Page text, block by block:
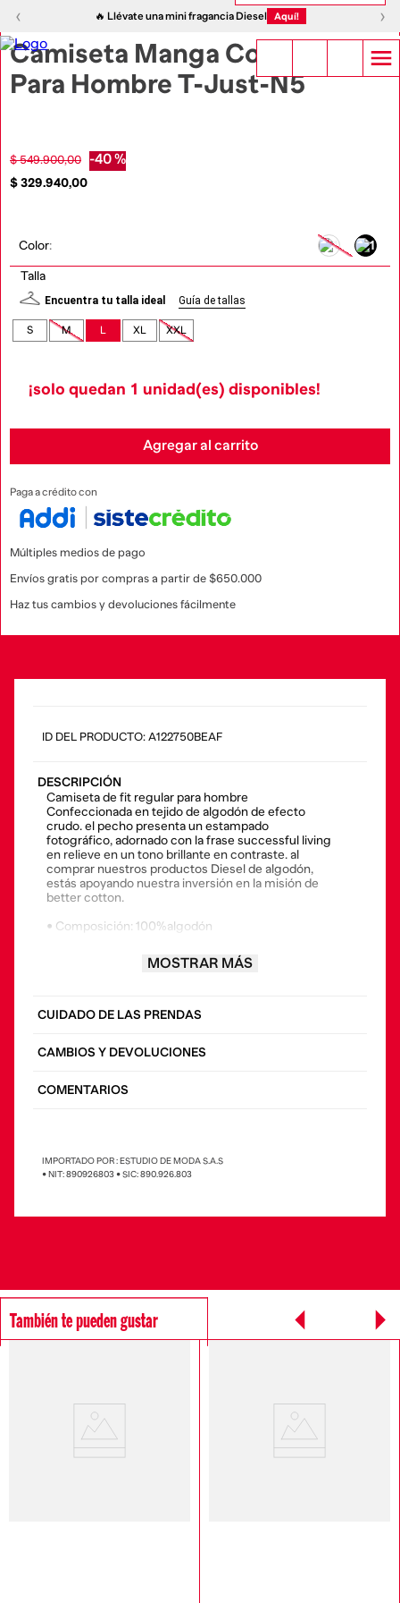
‹ 🔥 Llévate una mini fragancia Diesel Aquí! ›
‹ ›
Camiseta Manga Corta
Para Hombre T-Just-N5
$ 549.900,00 -40 %
$329.940,00
Color:
Talla
Encuentra tu talla ideal Guía de tallas
S M L XL XXL
¡solo quedan 1 unidad(es) disponibles!
Agregar al carrito
Paga a crédito con
Múltiples medios de pago
Envíos gratis por compras a partir de $650.000
Haz tus cambios y devoluciones fácilmente
: A122750BEAF
DESCRIPCIÓN
Camiseta de fit regular para hombre
Confeccionada en tejido de algodón de efecto
crudo. el pecho presenta un estampado
fotográfico, adornado con la frase successful living
en relieve en un tono brillante en contraste. al
comprar nuestros productos Diesel de algodón,
estás apoyando nuestra inversión en la misión de
better cotton.
• Composición: 100%algodón
• El modelo viste una talla l y mide 182 cm
MOSTRAR MÁS
CUIDADO DE LAS PRENDAS
CAMBIOS Y DEVOLUCIONES
COMENTARIOS
IMPORTADO POR : ESTUDIO DE MODA S.A.S
• NIT: 890926803 • SIC: 890.926.803
También te pueden gustar